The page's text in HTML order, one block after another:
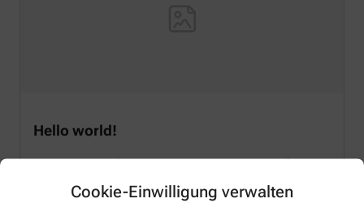
Cookie-Einwilligung verwalten
Hello world!
Welcome to WordPress on Azure Sites. This is your first